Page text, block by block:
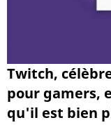
Twitch,
pour gamers,
qu'il est bien